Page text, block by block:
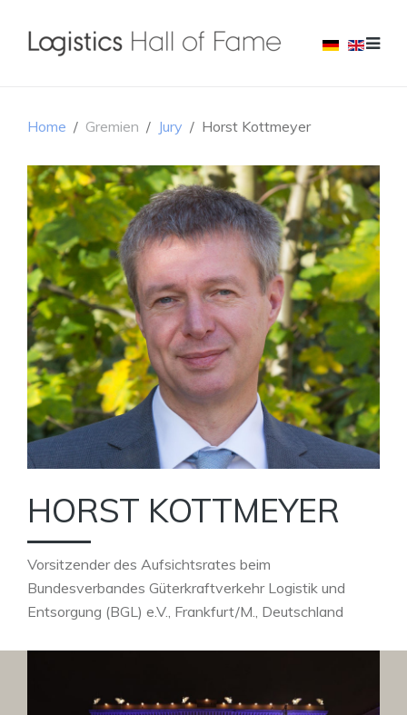
Home Gremien Jury Horst Kottmeyer
HORST KOTTMEYER
Vorsitzender des Aufsichtsrates beim
Bundesverbandes Güterkraftverkehr Logistik und
Entsorgung (BGL) e.V., Frankfurt/M., Deutschland